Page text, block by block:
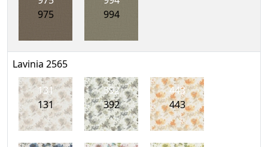
975
994
Lavinia 2565
131
131
392
392
443
443